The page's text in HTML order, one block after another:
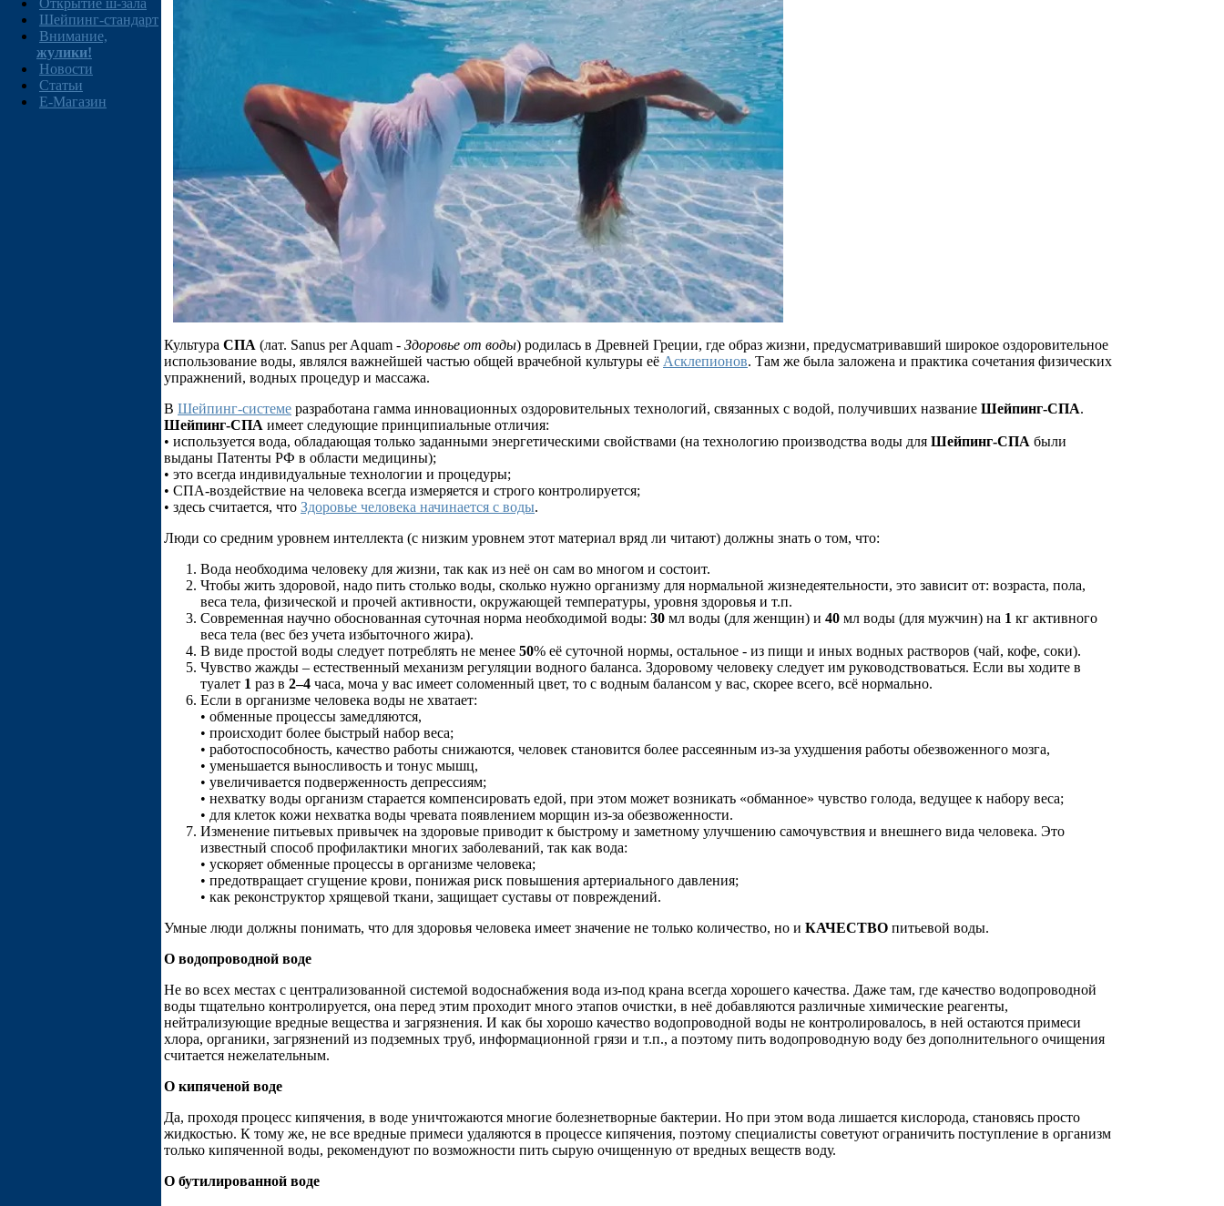
Открытие ш-зала
Шейпинг-стандарт
Внимание,
жулики!
Новости
Статьи
E-Магазин
Культура СПА (лат. Sanus per Aquam - Здоровье от воды) родилась в Древней Греции, где образ жизни, предусматривавший широкое оздоровительное
использование воды, являлся важнейшей частью общей врачебной культуры её Асклепионов. Там же была заложена и практика сочетания физических
упражнений, водных процедур и массажа.
В Шейпинг-системе разработана гамма инновационных оздоровительных технологий, связанных с водой, получивших название Шейпинг-СПА.
Шейпинг-СПА имеет следующие принципиальные отличия:
• используется вода, обладающая только заданными энергетическими свойствами (на технологию производства воды для Шейпинг-СПА были
выданы Патенты РФ в области медицины);
• это всегда индивидуальные технологии и процедуры;
• СПА-воздействие на человека всегда измеряется и строго контролируется;
• здесь считается, что Здоровье человека начинается с воды.
Люди со средним уровнем интеллекта (с низким уровнем этот материал вряд ли читают) должны знать о том, что:
Вода необходима человеку для жизни, так как из неё он сам во многом и состоит.
Чтобы жить здоровой, надо пить столько воды, сколько нужно организму для нормальной жизнедеятельности, это зависит от: возраста, пола,
веса тела, физической и прочей активности, окружающей температуры, уровня здоровья и т.п.
Современная научно обоснованная суточная норма необходимой воды: 30 мл воды (для женщин) и 40 мл воды (для мужчин) на 1 кг активного
веса тела (вес без учета избыточного жира).
В виде простой воды следует потреблять не менее 50% её суточной нормы, остальное - из пищи и иных водных растворов (чай, кофе, соки).
Чувство жажды – естественный механизм регуляции водного баланса. Здоровому человеку следует им руководствоваться. Если вы ходите в
туалет 1 раз в 2–4 часа, моча у вас имеет соломенный цвет, то с водным балансом у вас, скорее всего, всё нормально.
Если в организме человека воды не хватает:
• обменные процессы замедляются,
• происходит более быстрый набор веса;
• работоспособность, качество работы снижаются, человек становится более рассеянным из-за ухудшения работы обезвоженного мозга,
• уменьшается выносливость и тонус мышц,
• увеличивается подверженность депрессиям;
• нехватку воды организм старается компенсировать едой, при этом может возникать «обманное» чувство голода, ведущее к набору веса;
• для клеток кожи нехватка воды чревата появлением морщин из-за обезвоженности.
Изменение питьевых привычек на здоровые приводит к быстрому и заметному улучшению самочувствия и внешнего вида человека. Это
известный способ профилактики многих заболеваний, так как вода:
• ускоряет обменные процессы в организме человека;
• предотвращает сгущение крови, понижая риск повышения артериального давления;
• как реконструктор хрящевой ткани, защищает суставы от повреждений.
Умные люди должны понимать, что для здоровья человека имеет значение не только количество, но и КАЧЕСТВО питьевой воды.
О водопроводной воде
Не во всех местах с централизованной системой водоснабжения вода из-под крана всегда хорошего качества. Даже там, где качество водопроводной
воды тщательно контролируется, она перед этим проходит много этапов очистки, в неё добавляются различные химические реагенты,
нейтрализующие вредные вещества и загрязнения. И как бы хорошо качество водопроводной воды не контролировалось, в ней остаются примеси
хлора, органики, загрязнений из подземных труб, информационной грязи и т.п., а поэтому пить водопроводную воду без дополнительного очищения
считается нежелательным.
О кипяченой воде
Да, проходя процесс кипячения, в воде уничтожаются многие болезнетворные бактерии. Но при этом вода лишается кислорода, становясь просто
жидкостью. К тому же, не все вредные примеси удаляются в процессе кипячения, поэтому специалисты советуют ограничить поступление в организм
только кипяченной воды, рекомендуют по возможности пить сырую очищенную от вредных веществ воду.
О бутилированной воде